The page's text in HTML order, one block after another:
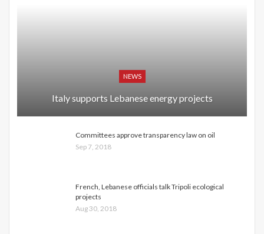
NEWS
Italy supports Lebanese energy projects
Committees approve transparency law on oil
Sep 7, 2018
French, Lebanese officials talk Tripoli ecological
projects
Aug 30, 2018